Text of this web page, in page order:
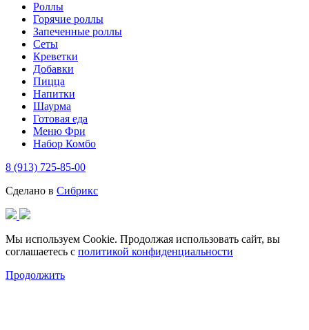
Роллы
Горячие роллы
Запеченные роллы
Сеты
Креветки
Добавки
Пицца
Напитки
Шаурма
Готовая еда
Меню Фри
Набор Комбо
8 (913) 725-85-00
Сделано в Сибрикс
Мы используем Cookie. Продолжая использовать сайт, вы
соглашаетесь с политикой конфиденциальности
Продолжить